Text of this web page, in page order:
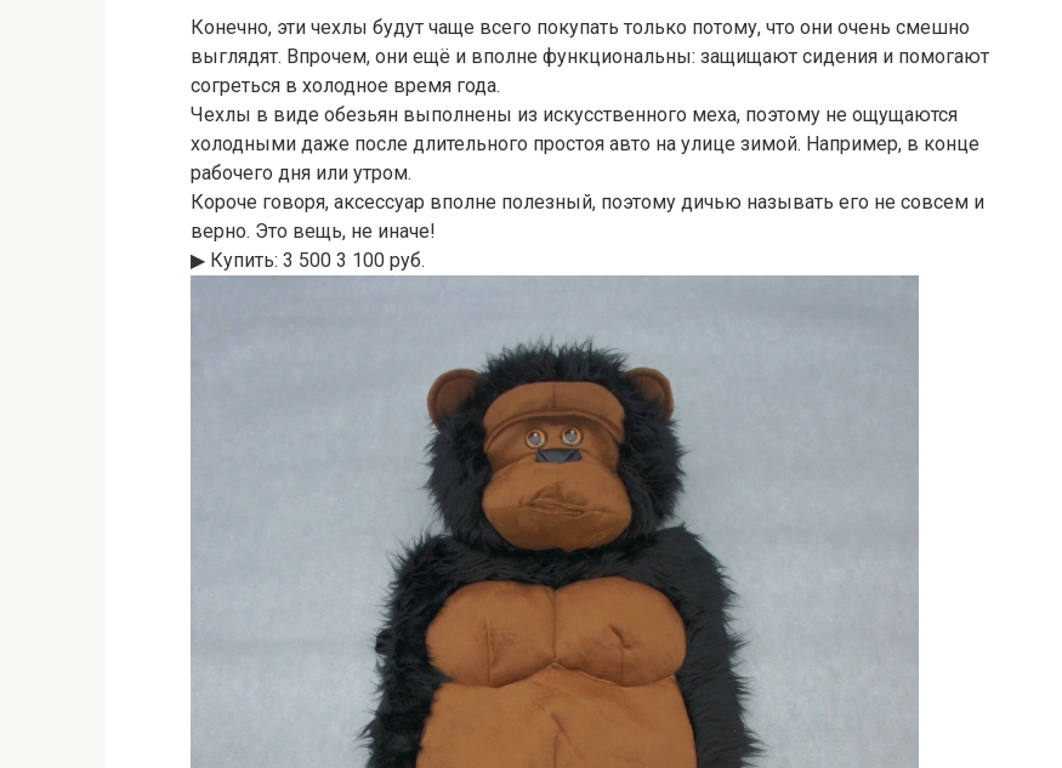
Конечно, эти чехлы будут чаще всего покупать только потому, что они очень смешно
выглядят. Впрочем, они ещё и вполне функциональны: защищают сидения и помогают
согреться в холодное время года.
Чехлы в виде обезьян выполнены из искусственного меха, поэтому не ощущаются
холодными даже после длительного простоя авто на улице зимой. Например, в конце
рабочего дня или утром.
Короче говоря, аксессуар вполне полезный, поэтому дичью называть его не совсем и
верно. Это вещь, не иначе!
▶︎ Купить: 3 500 3 100 руб.